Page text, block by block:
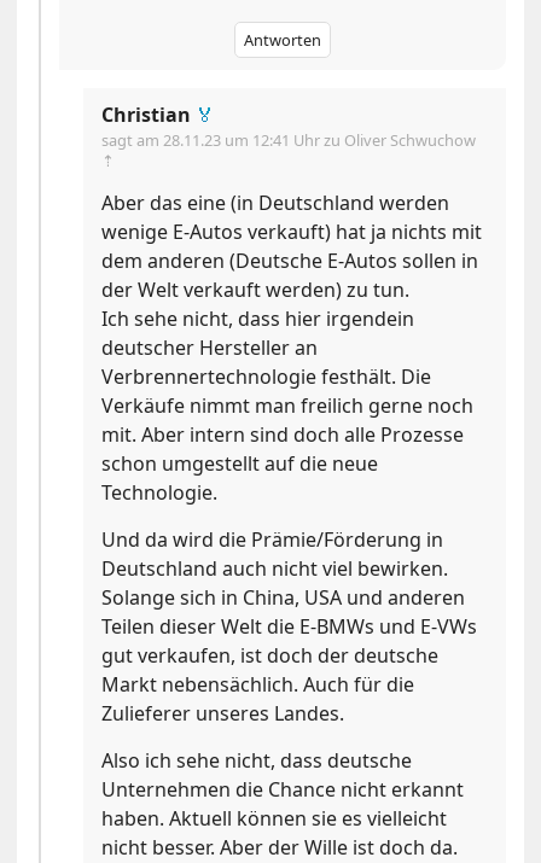
Antworten
Christian 🏅
sagt am28.11.23 um 12:41 Uhrzu Oliver Schwuchow
⇡
Aber das eine (in Deutschland werden
wenige E-Autos verkauft) hat ja nichts mit
dem anderen (Deutsche E-Autos sollen in
der Welt verkauft werden) zu tun.
Ich sehe nicht, dass hier irgendein
deutscher Hersteller an
Verbrennertechnologie festhält. Die
Verkäufe nimmt man freilich gerne noch
mit. Aber intern sind doch alle Prozesse
schon umgestellt auf die neue
Technologie.
Und da wird die Prämie/Förderung in
Deutschland auch nicht viel bewirken.
Solange sich in China, USA und anderen
Teilen dieser Welt die E-BMWs und E-VWs
gut verkaufen, ist doch der deutsche
Markt nebensächlich. Auch für die
Zulieferer unseres Landes.
Also ich sehe nicht, dass deutsche
Unternehmen die Chance nicht erkannt
haben. Aktuell können sie es vielleicht
nicht besser. Aber der Wille ist doch da.